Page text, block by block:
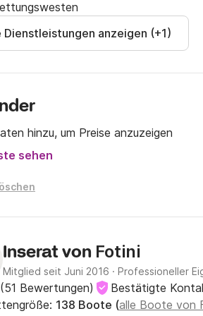
Hafen von Igoumenitsa oder
von Korfu, Kefalonia oder
von Paleros entfernt).
Paleros
Liegeplätze bieten Dock-Tankdienste
Liegeplätzen, Festmacherleinen,
von Chartern
Versorgung
Liegeplatz
Dienstleistungen anzeigen (+1)
hinzu, um Preise anzuzeigen
sehen
Inserat von Fotini
Mitglied seit Juni 2016 · Professioneller
(51 Bewertungen)
Bestätigte
138 Boote (alle Boote von